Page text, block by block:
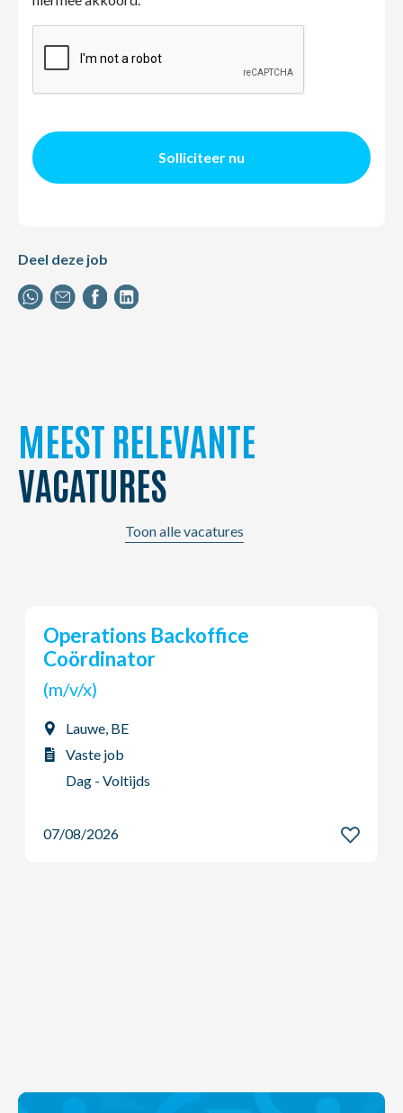
Solliciteer nu
Deel deze job
MEEST RELEVANTE
VACATURES
Toon alle vacatures
Young Potential Planner
(m/v/x)
Ardooie, BE
Vaste job
Dag - Voltijds